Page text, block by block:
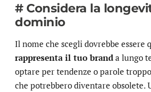
# Considera la
dominio
Il nome che scegli dovrebbe essere
rappresenta il tuo branda lungo
optare per tendenze o parole
che potrebbero diventare obsolete.